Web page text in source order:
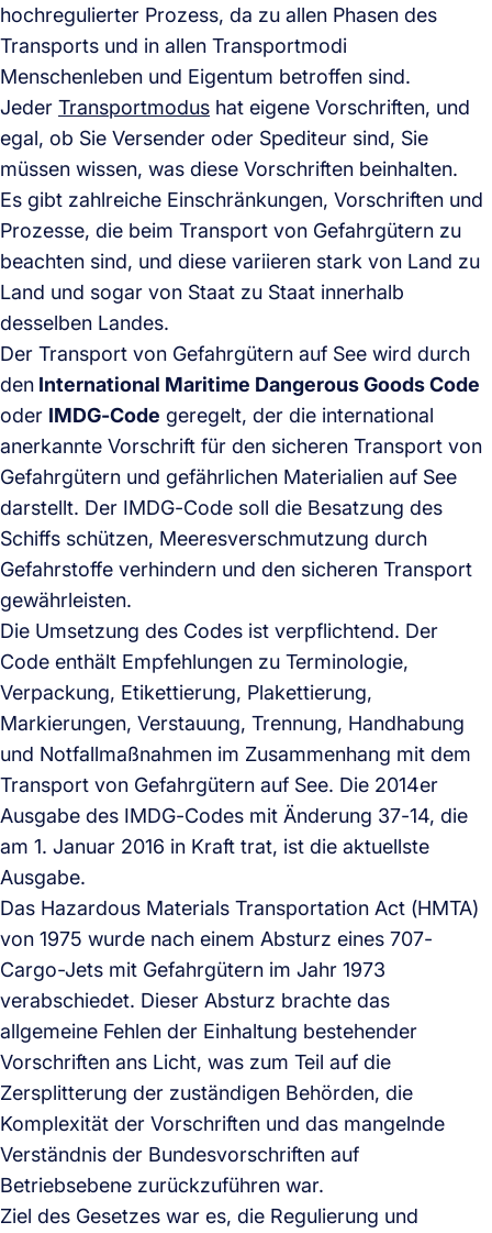
hochregulierter Prozess, da zu allen Phasen des
Transports und in allen Transportmodi
Menschenleben und Eigentum betroffen sind.
Jeder Transportmodus hat eigene Vorschriften, und
egal, ob Sie Versender oder Spediteur sind, Sie
müssen wissen, was diese Vorschriften beinhalten.
Es gibt zahlreiche Einschränkungen, Vorschriften und
Prozesse, die beim Transport von Gefahrgütern zu
beachten sind, und diese variieren stark von Land zu
Land und sogar von Staat zu Staat innerhalb
desselben Landes.
Der Transport von Gefahrgütern auf See wird durch
den International Maritime Dangerous Goods Code
oder IMDG-Code geregelt, der die international
anerkannte Vorschrift für den sicheren Transport von
Gefahrgütern und gefährlichen Materialien auf See
darstellt. Der IMDG-Code soll die Besatzung des
Schiffs schützen, Meeresverschmutzung durch
Gefahrstoffe verhindern und den sicheren Transport
gewährleisten.
Die Umsetzung des Codes ist verpflichtend. Der
Code enthält Empfehlungen zu Terminologie,
Verpackung, Etikettierung, Plakettierung,
Markierungen, Verstauung, Trennung, Handhabung
und Notfallmaßnahmen im Zusammenhang mit dem
Transport von Gefahrgütern auf See. Die 2014er
Ausgabe des IMDG-Codes mit Änderung 37-14, die
am 1. Januar 2016 in Kraft trat, ist die aktuellste
Ausgabe.
Das Hazardous Materials Transportation Act (HMTA)
von 1975 wurde nach einem Absturz eines 707-
Cargo-Jets mit Gefahrgütern im Jahr 1973
verabschiedet. Dieser Absturz brachte das
allgemeine Fehlen der Einhaltung bestehender
Vorschriften ans Licht, was zum Teil auf die
Zersplitterung der zuständigen Behörden, die
Komplexität der Vorschriften und das mangelnde
Verständnis der Bundesvorschriften auf
Betriebsebene zurückzuführen war.
Ziel des Gesetzes war es, die Regulierung und